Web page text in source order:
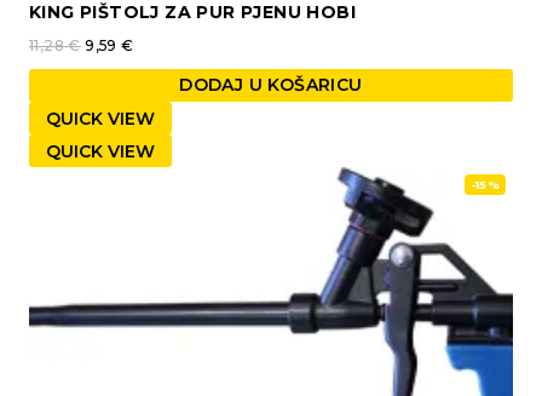
KING PIŠTOLJ ZA PUR PJENU HOBI
11,28€ 9,59€
DODAJ U KOŠARICU
QUICK VIEW
QUICK VIEW
-15%